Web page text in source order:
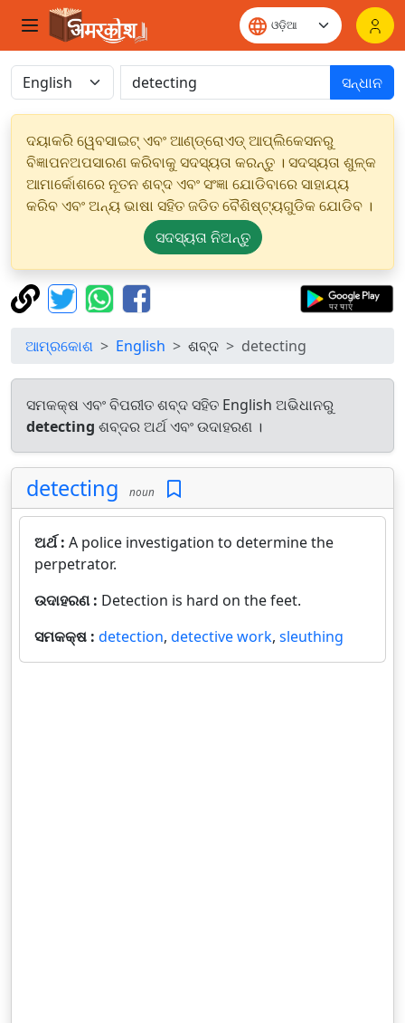
ସନ୍ଧାନ
ଦୟାକରି ୱେବସାଇଟ୍ ଏବଂ ଆଣ୍ଡ୍ରୋଏଡ୍ ଆପ୍ଲିକେସନରୁ
ବିଜ୍ଞାପନଅପସାରଣ କରିବାକୁ ସଦସ୍ୟତା କରନ୍ତୁ । ସଦସ୍ୟତା ଶୁଳ୍କ
ଆମାର୍କୋଶରେ ନୂତନ ଶବ୍ଦ ଏବଂ ସଂଜ୍ଞା ଯୋଡିବାରେ ସାହାଯ୍ୟ
କରିବ ଏବଂ ଅନ୍ୟ ଭାଷା ସହିତ ଜଡିତ ବୈଶିଷ୍ଟ୍ୟଗୁଡିକ ଯୋଡିବ ।
ସଦସ୍ୟତା ନିଅନ୍ତୁ
ଆମ୍ରକୋଶ English ଶବ୍ଦ detecting
ସମକକ୍ଷ ଏବଂ ବିପରୀତ ଶବ୍ଦ ସହିତ English ଅଭିଧାନରୁ
detecting ଶବ୍ଦର ଅର୍ଥ ଏବଂ ଉଦାହରଣ ।
detecting noun
ଅର୍ଥ : A police investigation to determine the
perpetrator.
ଉଦାହରଣ : Detection is hard on the feet.
ସମକକ୍ଷ : detection, detective work, sleuthing